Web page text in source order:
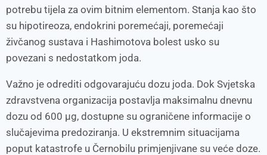
potrebu tijela za ovim bitnim elementom. Stanja kao što
su hipotireoza, endokrini poremećaji, poremećaji
živčanog sustava i Hashimotova bolest usko su
povezani s nedostatkom joda.
Važno je odrediti odgovarajuću dozu joda. Dok Svjetska
zdravstvena organizacija postavlja maksimalnu dnevnu
dozu od 600 µg, dostupne su ograničene informacije o
slučajevima predoziranja. U ekstremnim situacijama
poput katastrofe u Černobilu primjenjivane su veće doze.